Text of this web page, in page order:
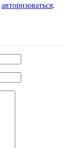
авторизоваться.